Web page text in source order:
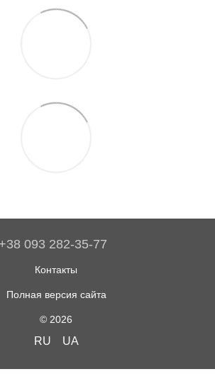
+38 093 282-35-77
Контакты
Полная версия сайта
© 2026
RU UA